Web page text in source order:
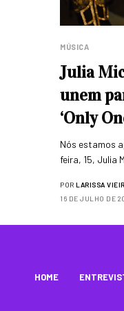
MÚSICA
Julia
unem
‘Only
Nós estamos
feira, 15, Julia
POR LARISSA
16 DE JULHO DE
HOME